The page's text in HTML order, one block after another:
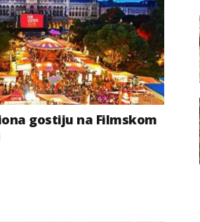
gostiju na Filmskom